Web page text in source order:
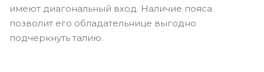
имеют диагональный вход. Наличие пояса
позволит его обладательнице выгодно
подчеркнуть талию.